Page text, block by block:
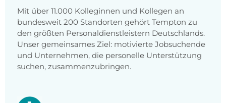
Mit über 11.000 Kolleginnen und Kollegen an
bundesweit 200 Standorten gehört Tempton zu
den größten Personaldienstleistern Deutschlands.
Unser gemeinsames Ziel: motivierte Jobsuchende
und Unternehmen, die personelle Unterstützung
suchen, zusammenzubringen.